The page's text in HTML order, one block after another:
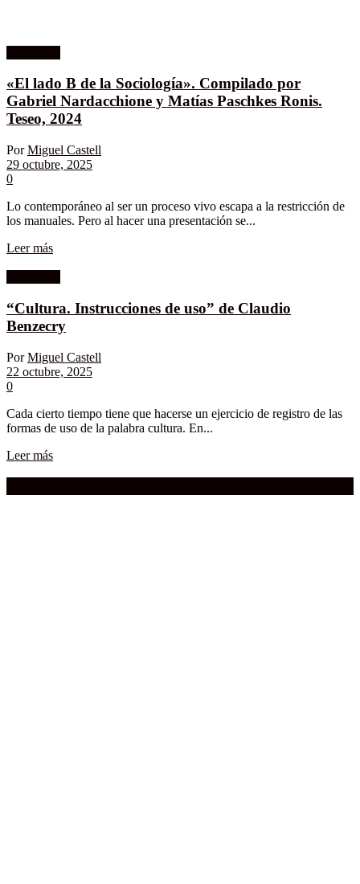
«El lado B de la Sociología». Compilado por
Gabriel Nardacchione y Matías Paschkes Ronis.
Teseo, 2024
Por Miguel Castell
29 octubre, 2025
0
Lo contemporáneo al ser un proceso vivo escapa a la restricción de
los manuales. Pero al hacer una presentación se...
Leer más
“Cultura. Instrucciones de uso” de Claudio
Benzecry
Por Miguel Castell
22 octubre, 2025
0
Cada cierto tiempo tiene que hacerse un ejercicio de registro de las
formas de uso de la palabra cultura. En...
Leer más